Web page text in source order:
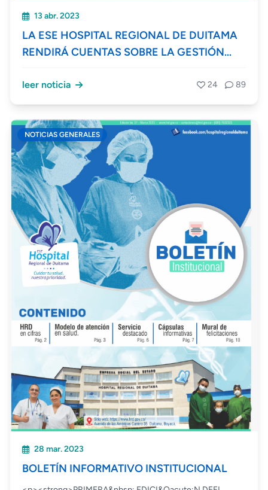
13 abr. 2023
LA ESE HOSPITAL REGIONAL DE DUITAMA
RENDIRÁ CUENTAS SOBRE LA GESTIÓN
leer noticia 24 89
NOTICIAS GENERALES
28 mar. 2023
BOLETÍN INFORMATIVO INSTITUCIONAL